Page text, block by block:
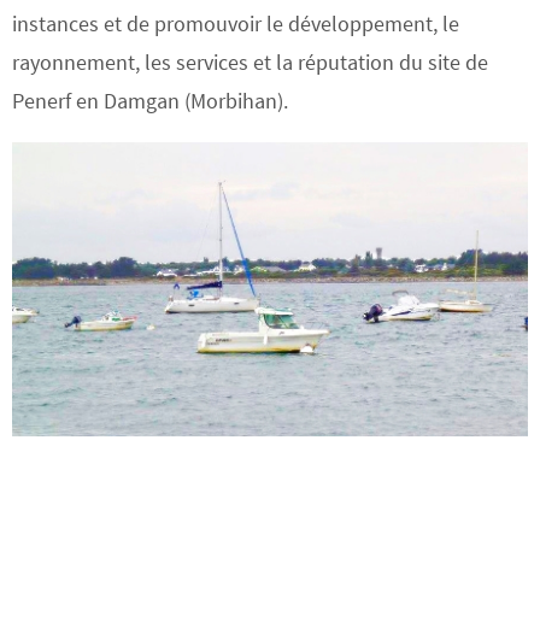
instances et de promouvoir le développement, le
rayonnement, les services et la réputation du site de
Penerf en Damgan (Morbihan).